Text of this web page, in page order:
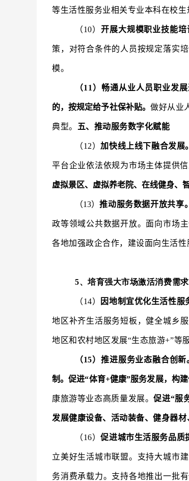
等生活性服务业相关专业本科在校生
（10）开展大规模职业技能培
策，对符合条件的人员按规定落实
模。
（11）畅通从业人员职业发展
的，按规定给予社保补贴。 做好从业
典型。 五、推动服务数字化赋能
（12）加快线上线下融合发展
平台企业依法依规为市场主体提供
虚拟景区、虚拟养老院、在线健身、
（13）推动服务数据开放共享
政等领域公共数据开放。面向市场
各地加强政企合作，建设面向生活
5、培育强大市场激活消费需求
（14） 因地制宜优化生活性服
地区补齐生活服务短板，健全城乡
地区和农村地区发展“生态旅游+”等
（15）推进服务业态融合创新
制。促进“体育+健康”服务发展，构
康旅游等业态高质量发展。促进“服
发展健康设备、活动装备、健身器
（16）促进城市生活服务品质
立美好生活城市联盟。支持大城市
务消费承载力。支持各地推出一批